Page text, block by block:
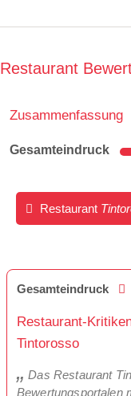
Restaurant
Zusammenfassung
Gesamteindruck
Restaurant
Gesamteindruck
Restaurant-
Tintorosso
Das Restaurant
Bewertungsportalen